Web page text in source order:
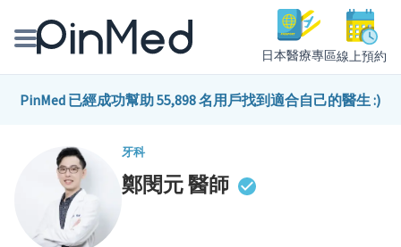
日本醫療專區線上預約
線上預約醫師、院所
醫師專欄專訪
健康主題館
PinMed 已經成功幫助 55,898 名用戶找到適合自己的醫生 :)
牙科
鄭閔元醫師